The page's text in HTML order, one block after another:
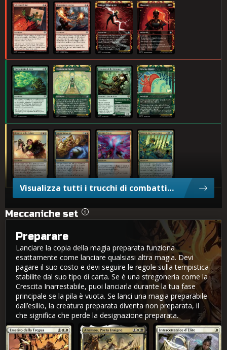
Scherno Palese Discussione AccesaFulmine DirompenteAbrasione
Sbarramento di GracTrattamento RegaleCercatore delle TerrevasteCrescita Gigante
Deperire nella CaluraSogno Stressante Scoppio Vivace Sguardo del Supervisore
Visualizza tutti i trucchi di combattimento
Meccaniche set
Preparare
Lanciare la copia della magia preparata funziona
esattamente come lanciare qualsiasi altra magia. Devi
pagare il suo costo e devi seguire le regole sulla tempistica
stabilite dal suo tipo di carta. Se è una stregoneria come la
Crescita Inarrestabile, puoi lanciarla durante la tua fase
principale se la pila è vuota. Se lanci una magia preparabile
dall’esilio, la creatura preparata diventa non preparata, il
che significa che perde la designazione preparata.
Emerito della Tregua Anemoa, Poeta Insigne Intercettatrice d'Élite